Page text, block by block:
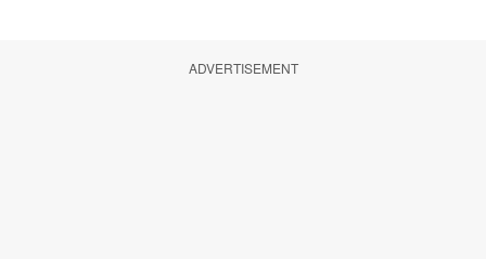
ADVERTISEMENT